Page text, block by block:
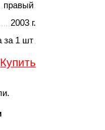
правый
2003 г.
за 1 шт
Купить